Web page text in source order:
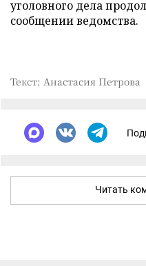
уголовного дела
сообщении ведомства.
Текст: Анастасия Петрова
Читать